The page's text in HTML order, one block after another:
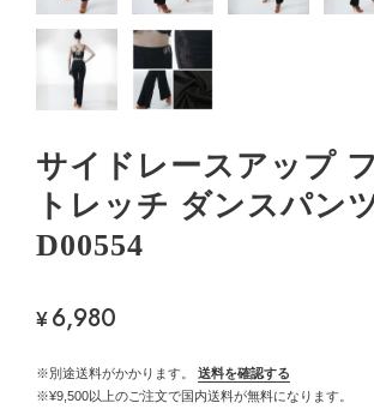
サイドレースアップ
トレッチ ダンスパン
D00554
¥6,980
※別途送料がかかります。
送料を確認する
※¥9,500以上のご注文で国内送料が無料になります。